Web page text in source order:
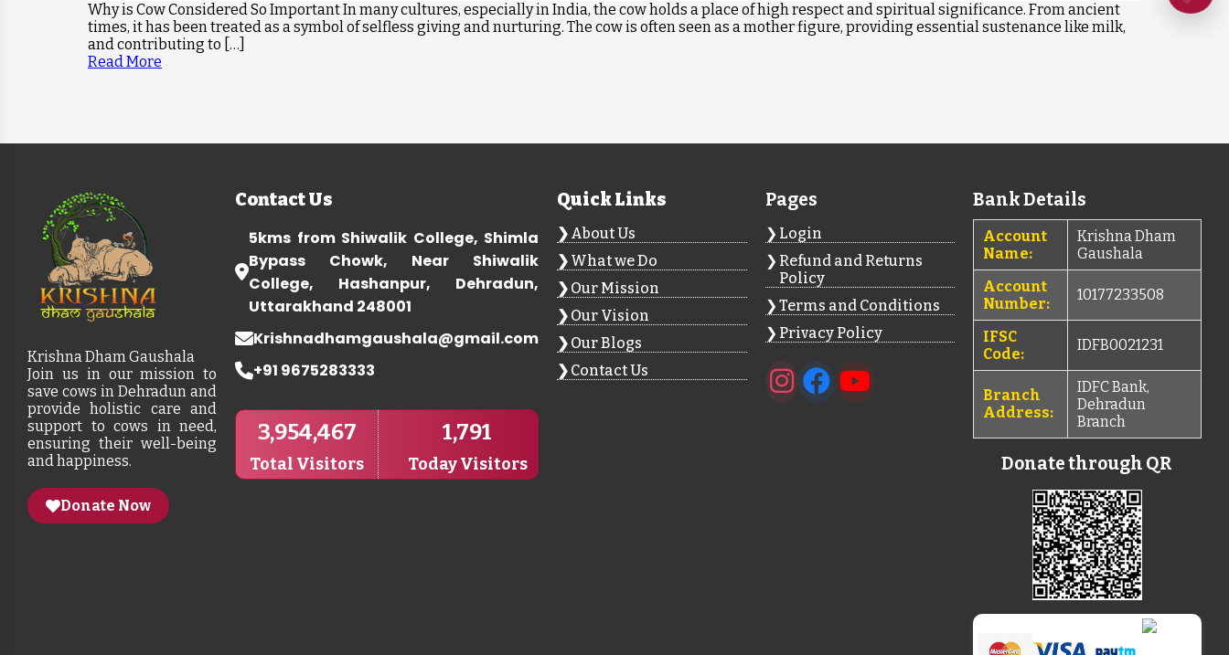
Why is Cow Considered So Important In many cultures, especially in India, the cow holds a place of high respect and spiritual significance. From ancient
times, it has been treated as a symbol of selfless giving and nurturing. The cow is often seen as a mother figure, providing essential sustenance like milk,
and contributing to […]
Read More
Krishna Dham Gaushala
Join us in our mission to
save cows in Dehradun and
provide holistic care and
support to cows in need,
ensuring their well-being
and happiness.
Donate Now
Contact Us
5kms from Shiwalik College, Shimla
Bypass Chowk, Near Shiwalik
College, Hashanpur, Dehradun,
Uttarakhand 248001
Krishnadhamgaushala@gmail.com
+91 9675283333
3,954,467
Total Visitors
1,791
Today Visitors
Quick Links
About Us
What we Do
Our Mission
Our Vision
Our Blogs
Contact Us
Pages
Login
Refund and Returns
Policy
Terms and Conditions
Privacy Policy
Bank Details
Account
Name:
Krishna Dham
Gaushala
Account
Number:
10177233508
IFSC
Code:
IDFB0021231
Branch
Address:
IDFC Bank,
Dehradun
Branch
Donate through QR